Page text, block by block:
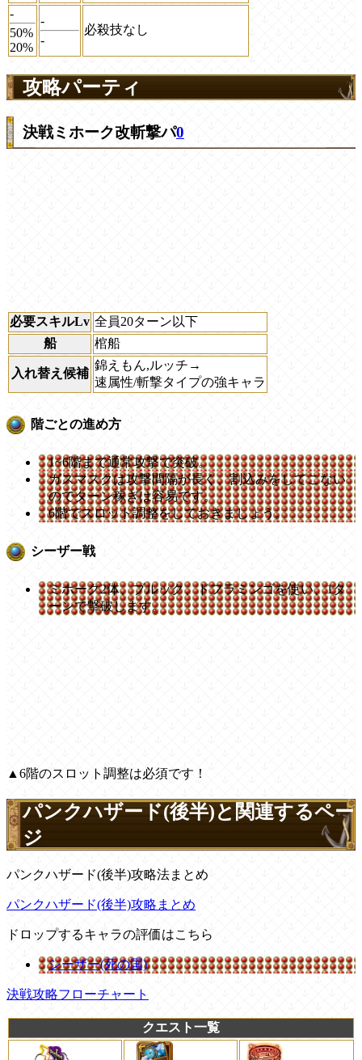
-
50%
20%
-
-
必殺技なし
攻略パーティ
決戦ミホーク改斬撃パ0
必要スキルLv 全員20ターン以下
船
棺船
入れ替え候補
錦えもん,ルッチ→
速属性/斬撃タイプの強キャラ
階ごとの進め方
1~6階まで通常攻撃で突破。
ガスマスクは攻撃間隔が長く、割込みをしてこない
のでターン稼ぎは容易です。
6階でスロット調整をしておきましょう。
シーザー戦
ミホーク2体、ブルック、ドフラミンゴを使い、1タ
ーンで撃破します。
▲6階のスロット調整は必須です！
パンクハザード(後半)と関連するペー
ジ
パンクハザード(後半)攻略法まとめ
パンクハザード(後半)攻略まとめ
ドロップするキャラの評価はこちら
シーザー(死の国)
決戦攻略フローチャート
クエスト一覧